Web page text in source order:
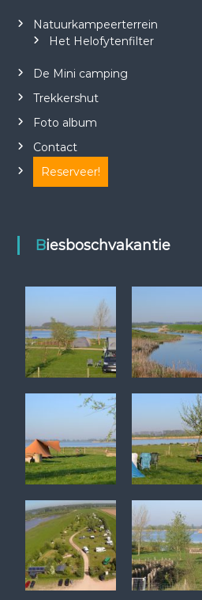
Natuurkampeerterrein
Het Helofytenfilter
De Mini camping
Trekkershut
Foto album
Contact
Reserveer!
Biesboschvakantie